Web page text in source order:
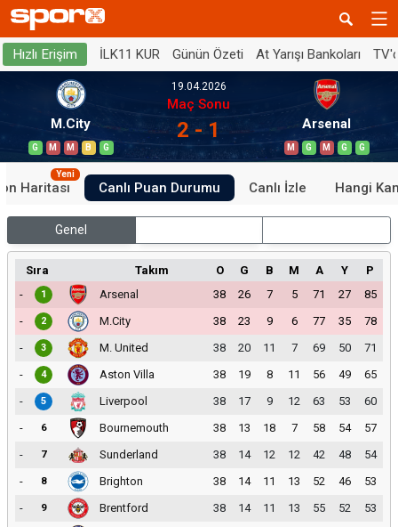
Hızlı Erişim İLK11 KUR Günün Özeti At Yarışı Bankoları
M.City
G M M B G
19.04.2026
Maç Sonu
2 - 1 Arsenal
M G M G G
Haritası
Yeni
Canlı Puan Durumu Canlı İzle Hangi
Genel
Sıra Takım O G B M A Y
P
-
1 Arsenal 38 26 7 5 71 27
85
-
2 M.City 38 23 9 6 77 35
78
-
3 M. United 38 20 11 7 69 50
71
-
4 Aston Villa 38 19 8 11 56 49
65
-
5 Liverpool 38 17 9 12 63 53
60
-
6 Bournemouth 38 13 18 7 58 54
57
-
7 Sunderland 38 14 12 12 42 48
54
-
8 Brighton 38 14 11 13 52 46
53
-
9 Brentford 38 14 11 13 55 52
53